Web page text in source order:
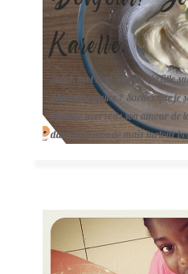
Karelle.
Salut, moi c'est Karelle (la fille
dans ma cuisine ? Sachez que je
partage avec vous son amour de
dans mon monde mais surtout